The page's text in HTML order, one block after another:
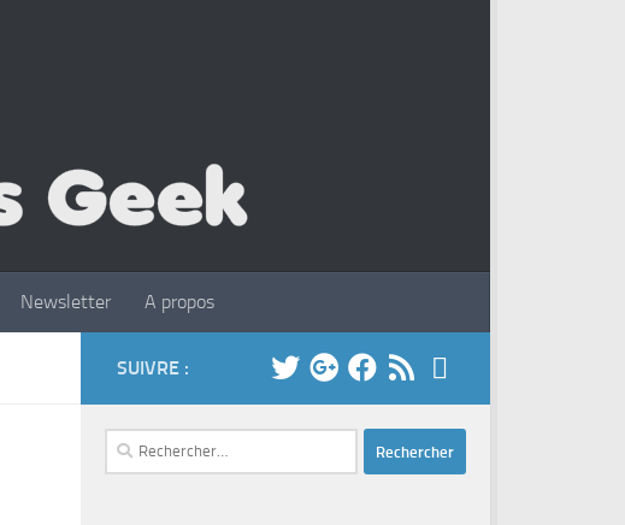
Newsletter A propos
SUIVRE :
Rechercher :